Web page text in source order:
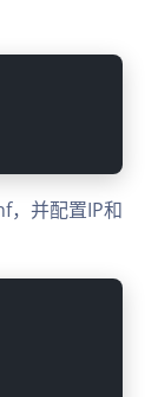
并配置IP和